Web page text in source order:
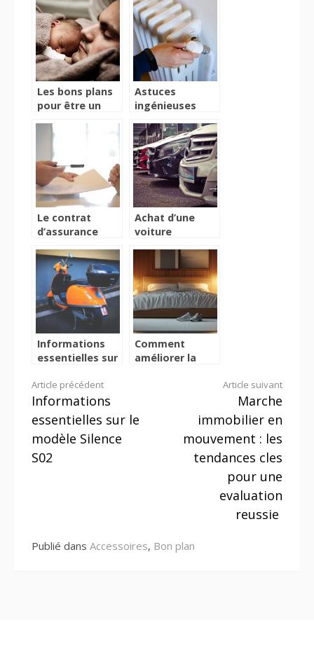
pour sècher vos
ongles
et leurs outils
Les bons plans
pour être un
Astuces
ingénieuses
un radiateur et
embellir votre
espace
Le contrat
d’assurance
il savoir sur les
formules de
garanties
proposées ?
Achat d’une
voiture
Quelles sont les
principales
procédures à
suivre ?
Informations
essentielles sur
Silence S02
Comment
améliorer la
performance
Lire
la
suite
Article précédent
Informations
essentielles sur le
modèle Silence
S02
Article suivant
Marche
immobilier en
mouvement : les
tendances cles
pour une
evaluation
reussie
Publié dans Accessoires, Bon plan